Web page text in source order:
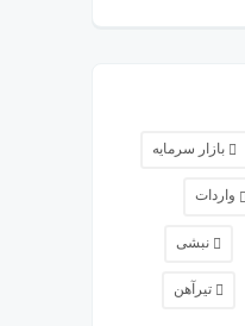
بازار سرمایه
واردات
نبشی
تیرآهن